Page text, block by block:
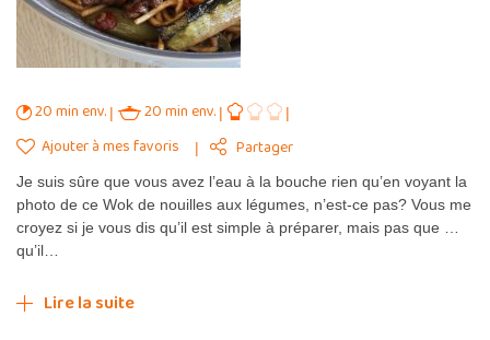
20 min env.
20 min env.
Ajouter à mes favoris
Partager
Je suis sûre que vous avez l’eau à la bouche rien qu’en voyant la
photo de ce Wok de nouilles aux légumes, n’est-ce pas? Vous me
croyez si je vous dis qu’il est simple à préparer, mais pas que …
qu’il…
Lire la suite